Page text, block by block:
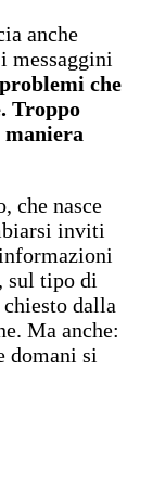
anche
messaggini
che
Troppo
maniera
che nasce
inviti
sul tipo di
dalla
Ma anche:
domani si